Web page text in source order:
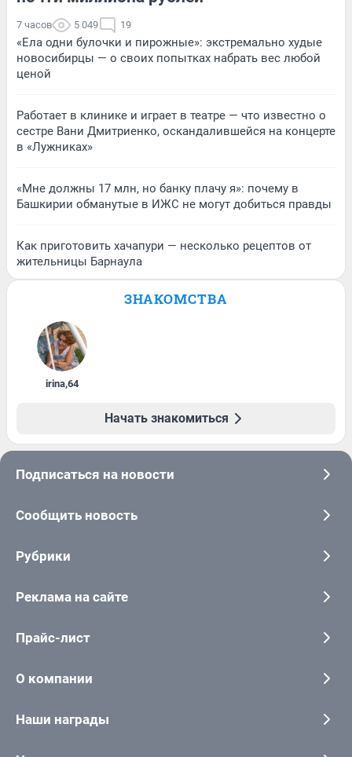
7 часов 5 049 19
«Ела одни булочки и пирожные»: экстремально худые
новосибирцы — о своих попытках набрать вес любой
ценой
Работает в клинике и играет в театре — что известно о
сестре Вани Дмитриенко, оскандалившейся на концерте
в «Лужниках»
«Мне должны 17 млн, но банку плачу я»: почему в
Башкирии обманутые в ИЖС не могут добиться правды
Как приготовить хачапури — несколько рецептов от
жительницы Барнаула
ЗНАКОМСТВА
irina,64
Начать знакомиться
Подписаться на новости
Сообщить новость
Рубрики
Реклама на сайте
Прайс-лист
О компании
Наши награды